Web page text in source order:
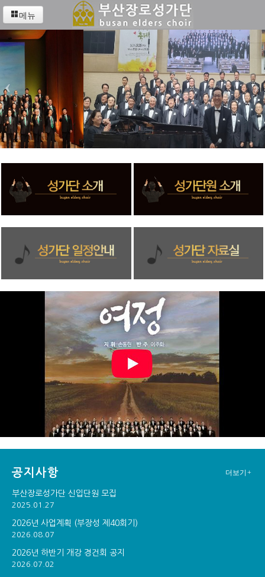
메뉴
‹ ›
공지사항 더보기+
부산장로성가단 신입단원 모집
2025.01.27
2026년 사업계획 (부장성 제40회기)
2026.08.07
2026년 하반기 개강 경건회 공지
2026.07.02